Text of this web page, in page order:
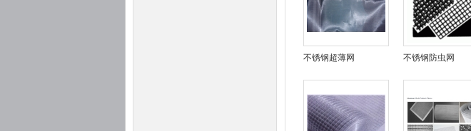
不锈钢超薄网 不锈钢防虫网